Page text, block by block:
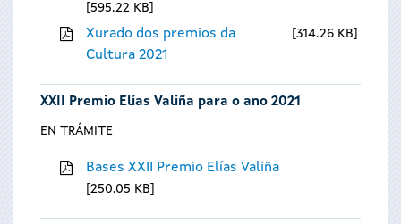
595.22 KB
Xurado dos premios da
Cultura 2021
314.26 KB
XXII Premio Elías Valiña para o ano 2021
EN TRÁMITE
Bases XXII Premio Elías Valiña
250.05 KB